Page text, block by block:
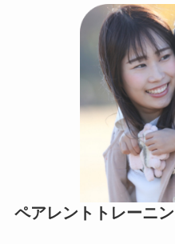
ペアレントトレーニ